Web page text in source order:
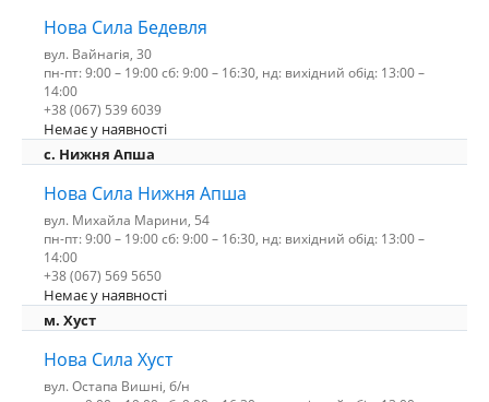
Нова Сила Бедевля
вул. Вайнагія, 30
пн-пт: 9:00 – 19:00 сб: 9:00 – 16:30, нд: вихідний обід: 13:00 –
14:00
+38 (067) 539 6039
Немає у наявності
с. Нижня Апша
Нова Сила Нижня Апша
вул. Михайла Марини, 54
пн-пт: 9:00 – 19:00 сб: 9:00 – 16:30, нд: вихідний обід: 13:00 –
14:00
+38 (067) 569 5650
Немає у наявності
м. Хуст
Нова Сила Хуст
вул. Остапа Вишні, б/н